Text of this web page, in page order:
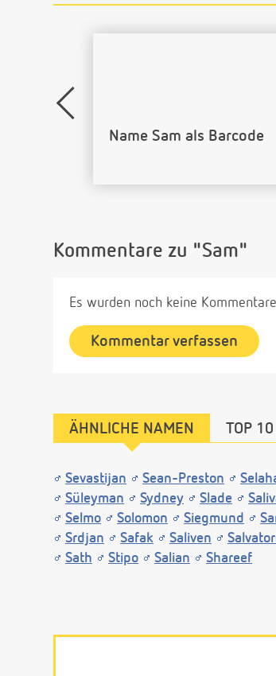
Name Sam als Barcode
Kommentare zu "Sam"
Es wurden noch keine
Kommentar verfassen
ÄHNLICHE NAMEN TOP 10
Sevastijan Sean-Preston
Süleyman
Sydney Slade
Selmo
Solomon Siegmund
Srdjan
Safak Saliven
Sath
Stipo Salian Shareef